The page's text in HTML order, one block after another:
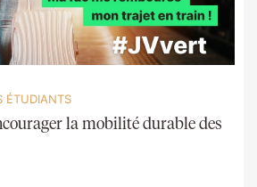
ÉTUDIANTS
la mobilité durable des